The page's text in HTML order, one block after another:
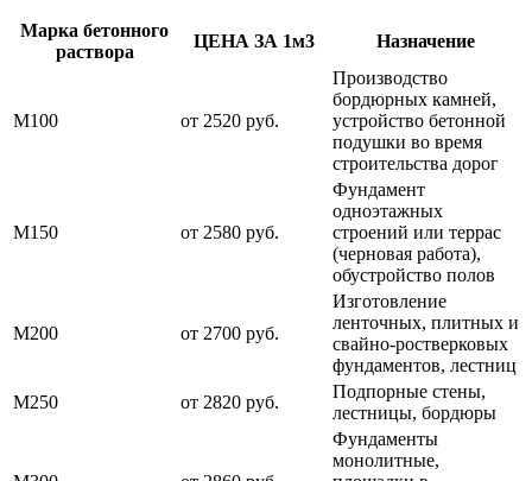
Марка бетонного
раствора
ЦЕНА ЗА 1м3 Назначение
М100 от 2520 руб.
Производство
бордюрных камней,
устройство бетонной
подушки во время
строительства дорог
М150 от 2580 руб.
Фундамент
одноэтажных
строений или террас
(черновая работа),
обустройство полов
М200 от 2700 руб.
Изготовление
ленточных, плитных и
свайно-ростверковых
фундаментов, лестниц
М250
от 2820 руб.
Подпорные стены,
лестницы, бордюры
Фундаменты
монолитные,